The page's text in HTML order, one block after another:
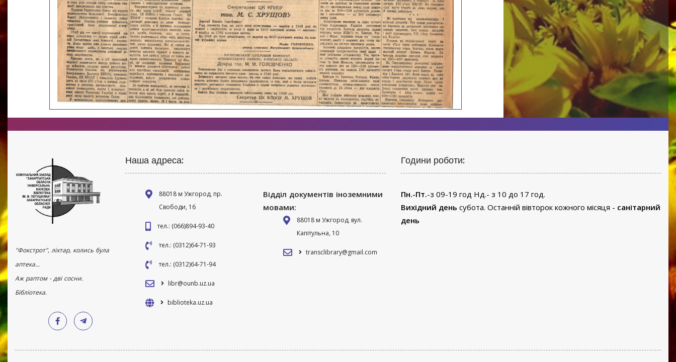
"Фокстрот", ліхтар, колись була
аптека...
Аж раптом - дві сосни.
Бібліотека.
Наша адреса:
88018 м Ужгород, пр.
Свободи, 16
тел.: (066)894-93-40
тел.: (0312)64-71-93
тел.: (0312)64-71-94
libr@ounb.uz.ua
biblioteka.uz.ua
Відділ документів іноземними
мовами:
88018 м Ужгород, вул.
Капітульна, 10
transclibrary@gmail.com
Години роботи:
Пн.-Пт.-з 09-19 год Нд.- з 10 до 17 год.
Вихідний день субота. Останній вівторок кожного місяця - санітарний
день